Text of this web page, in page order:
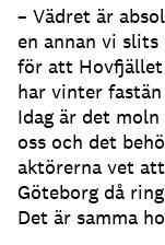
– Vädret är
en annan vi
för att Hovfjället
har vinter
Idag är det
oss och det
aktörerna vet
Göteborg då
Det är samma